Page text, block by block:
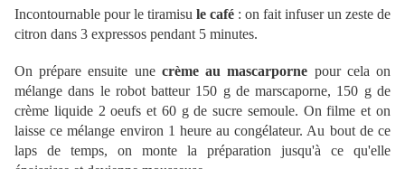
Incontournable pour le tiramisu le café : on fait infuser un zeste de
citron dans 3 expressos pendant 5 minutes.
On prépare ensuite une crème au mascarporne pour cela on
mélange dans le robot batteur 150 g de marscaporne, 150 g de
crème liquide 2 oeufs et 60 g de sucre semoule. On filme et on
laisse ce mélange environ 1 heure au congélateur. Au bout de ce
laps de temps, on monte la préparation jusqu'à ce qu'elle